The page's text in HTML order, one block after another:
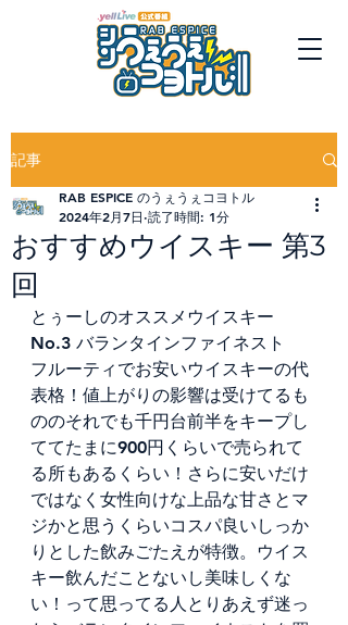
記事
おすすめウイスキー 第3
回
RAB ESPICE のうぇうぇコヨトル
2024年2月7日 読了時間: 1分
とぅーしのオススメウイスキー
No.3 バランタインファイネスト
フルーティでお安いウイスキーの代
表格！値上がりの影響は受けてるも
ののそれでも千円台前半をキープし
ててたまに900円くらいで売られて
る所もあるくらい！さらに安いだけ
ではなく女性向けな上品な甘さとマ
ジかと思うくらいコスパ良いしっか
りとした飲みごたえが特徴。ウイス
キー飲んだことないし美味しくな
い！って思ってる人とりあえず迷っ